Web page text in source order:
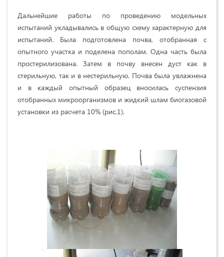
Дальнейшие работы по проведению модельных
испытаний укладывались в общую схему характерную для
испытаний. Была подготовлена почва, отобранная с
опытного участка и поделена пополам. Одна часть была
простерилизована. Затем в почву внесен дуст как в
стерильную, так и в нестерильную. Почва была увлажнена
и в каждый опытный образец вносилась суспензия
отобранных микроорганизмов и жидкий шлам биогазовой
установки из расчета 10% (рис.1).